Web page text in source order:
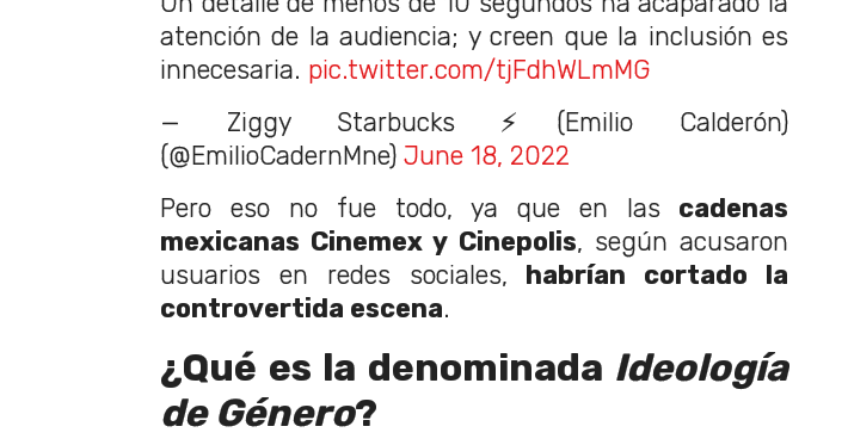
atención de la audiencia; y creen que la inclusión es
innecesaria. pic.twitter.com/tjFdhWLmMG
— Ziggy Starbucks ⚡️(Emilio Calderón)
(@EmilioCadernMne) June 18, 2022
Pero eso no fue todo, ya que en las cadenas
mexicanas Cinemex y Cinepolis, según acusaron
usuarios en redes sociales, habrían cortado la
controvertida escena.
¿Qué es la denominada Ideología
de Género?